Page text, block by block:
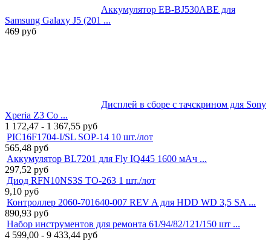
Аккумулятор EB-BJ530ABE для
Samsung Galaxy J5 (201 ...
469 руб
Дисплей в сборе с тачскрином для Sony
Xperia Z3 Co ...
1 172,47 - 1 367,55 руб
PIC16F1704-I/SL SOP-14 10 шт./лот
565,48 руб
Аккумулятор BL7201 для Fly IQ445 1600 мАч ...
297,52 руб
Диод RFN10NS3S TO-263 1 шт./лот
9,10 руб
Контроллер 2060-701640-007 REV A для HDD WD 3,5 SA ...
890,93 руб
Набор инструментов для ремонта 61/94/82/121/150 шт ...
4 599,00 - 9 433,44 руб